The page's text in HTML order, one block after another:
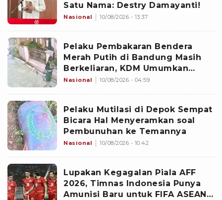
Satu Nama: Destry Damayanti!
Nasional 10/08/2026 - 13:37
Pelaku Pembakaran Bendera
Merah Putih di Bandung Masih
Berkeliaran, KDM Umumkan
Sayembara Berhadiah
Nasional 10/08/2026 - 04:59
Pelaku Mutilasi di Depok Sempat
Bicara Hal Menyeramkan soal
Pembunuhan ke Temannya
Nasional 10/08/2026 - 10:42
Lupakan Kegagalan Piala AFF
2026, Timnas Indonesia Punya
Amunisi Baru untuk FIFA ASEAN